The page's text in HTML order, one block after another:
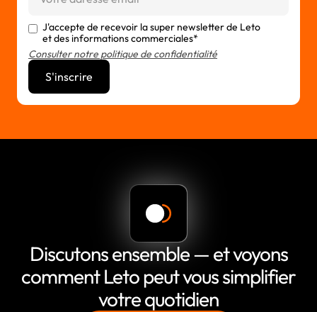
J'accepte de recevoir la super newsletter de Leto
et des informations commerciales*
Consulter notre politique de confidentialité
Discutons ensemble — et voyons
comment Leto peut vous simplifier
votre quotidien